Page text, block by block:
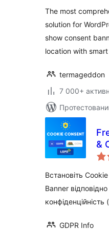
The most
solution for
show consent
location with
termageddon
7 000+
&
Встановіть
Banner
конфіденційність
GDPR Info